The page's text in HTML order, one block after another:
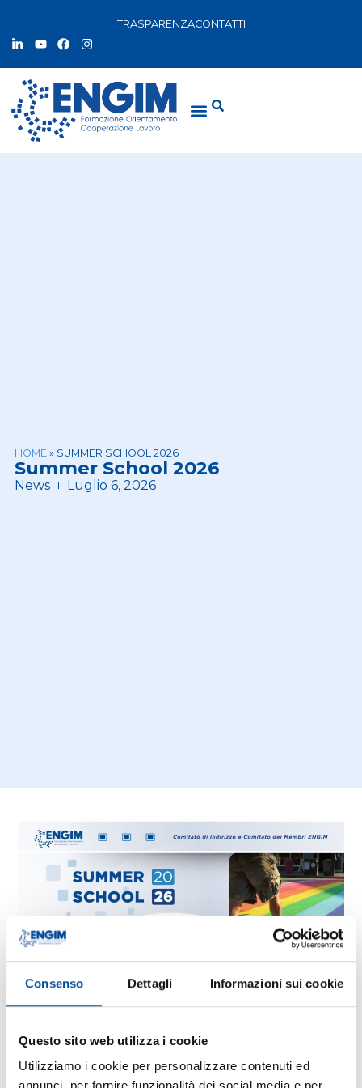
Consenso Dettagli Informazioni sui cookie
Questo sito web utilizza i cookie
Utilizziamo i cookie per personalizzare contenuti ed
TRASPARENZACONTATTI
HOME » SUMMER SCHOOL 2026
Summer School 2026
News Luglio 6, 2026
Dal 7 al 10 luglio 2026
si terrà
aRomalaSummer School
2026diFondazione ENGIM, l’appuntamento
annuale dedicato alla riflessione sui cambiamenti